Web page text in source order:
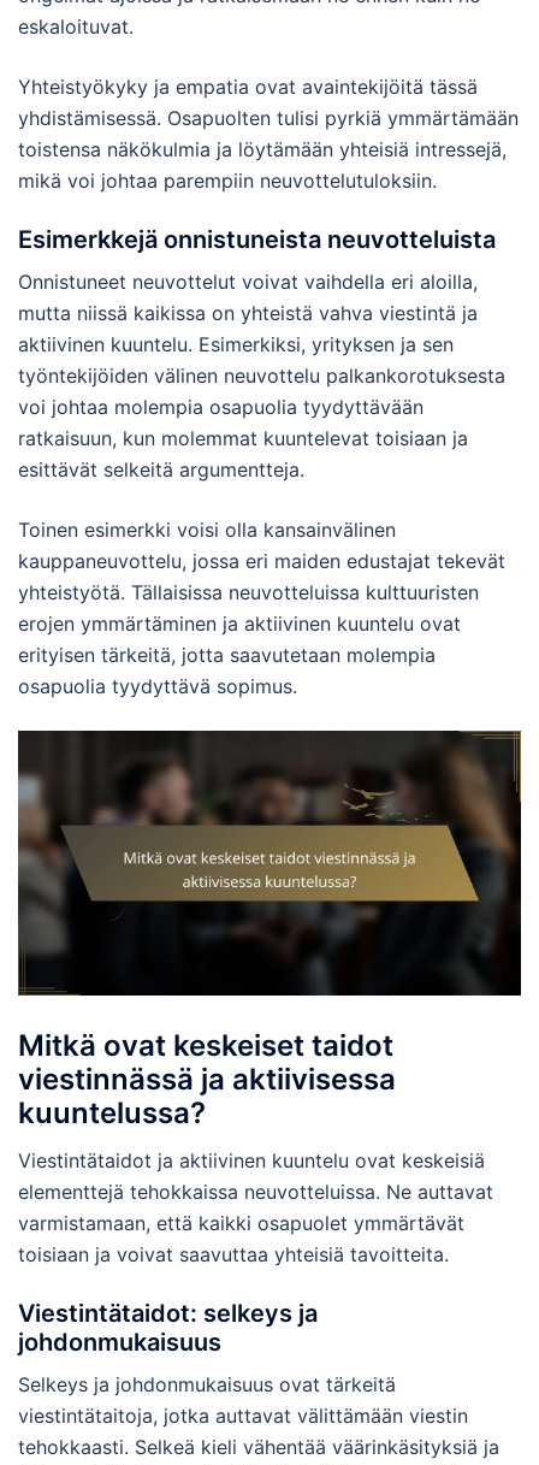
eskaloituvat.
Yhteistyökyky ja empatia ovat avaintekijöitä tässä
yhdistämisessä. Osapuolten tulisi pyrkiä ymmärtämään
toistensa näkökulmia ja löytämään yhteisiä intressejä,
mikä voi johtaa parempiin neuvottelutuloksiin.
Esimerkkejä onnistuneista neuvotteluista
Onnistuneet neuvottelut voivat vaihdella eri aloilla,
mutta niissä kaikissa on yhteistä vahva viestintä ja
aktiivinen kuuntelu. Esimerkiksi, yrityksen ja sen
työntekijöiden välinen neuvottelu palkankorotuksesta
voi johtaa molempia osapuolia tyydyttävään
ratkaisuun, kun molemmat kuuntelevat toisiaan ja
esittävät selkeitä argumentteja.
Toinen esimerkki voisi olla kansainvälinen
kauppaneuvottelu, jossa eri maiden edustajat tekevät
yhteistyötä. Tällaisissa neuvotteluissa kulttuuristen
erojen ymmärtäminen ja aktiivinen kuuntelu ovat
erityisen tärkeitä, jotta saavutetaan molempia
osapuolia tyydyttävä sopimus.
Mitkä ovat keskeiset taidot
viestinnässä ja aktiivisessa
kuuntelussa?
Viestintätaidot ja aktiivinen kuuntelu ovat keskeisiä
elementtejä tehokkaissa neuvotteluissa. Ne auttavat
varmistamaan, että kaikki osapuolet ymmärtävät
toisiaan ja voivat saavuttaa yhteisiä tavoitteita.
Viestintätaidot: selkeys ja
johdonmukaisuus
Selkeys ja johdonmukaisuus ovat tärkeitä
viestintätaitoja, jotka auttavat välittämään viestin
tehokkaasti. Selkeä kieli vähentää väärinkäsityksiä ja